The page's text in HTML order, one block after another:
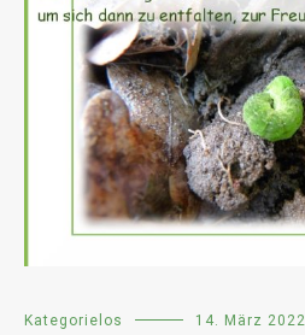
Kategorielos 14. März 2022